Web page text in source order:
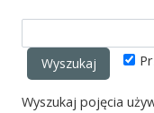
Wyszukaj pojęcia